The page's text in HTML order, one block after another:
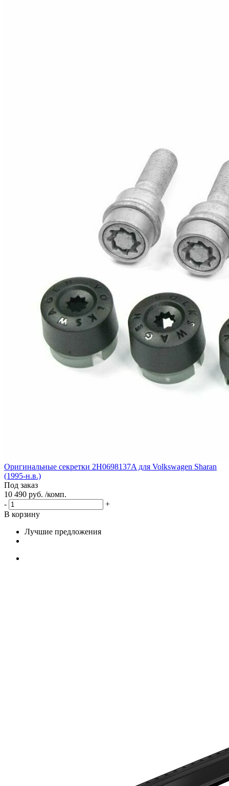
Оригинальные секретки 2H0698137A для Volkswagen Sharan
(1995-н.в.)
Под заказ
10 490 руб. /комп.
-
+
В корзину
Лучшие предложения